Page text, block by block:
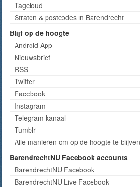
Tagcloud
Straten & postcodes in Barendrecht
Blijf op de hoogte
Android App
Nieuwsbrief
RSS
Twitter
Facebook
Instagram
Telegram kanaal
Tumblr
Alle manieren om op de hoogte te blijven
BarendrechtNU Facebook accounts
BarendrechtNU Facebook
BarendrechtNU Live Facebook